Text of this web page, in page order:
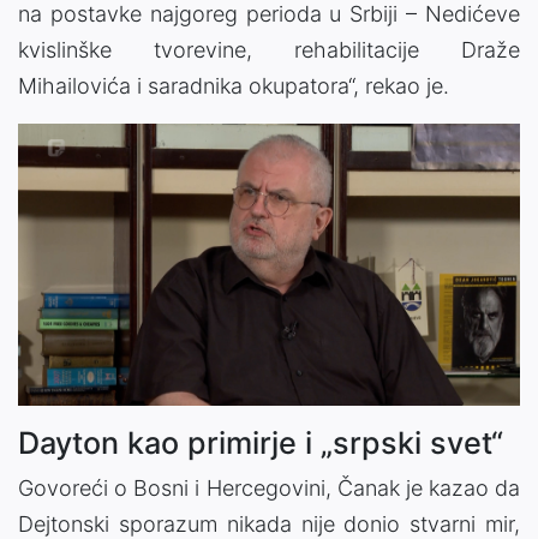
na postavke najgoreg perioda u Srbiji – Nedićeve
kvislinške tvorevine, rehabilitacije Draže
Mihailovića i saradnika okupatora“, rekao je.
Dayton kao primirje i „srpski svet“
Govoreći o Bosni i Hercegovini, Čanak je kazao da
Dejtonski sporazum nikada nije donio stvarni mir,